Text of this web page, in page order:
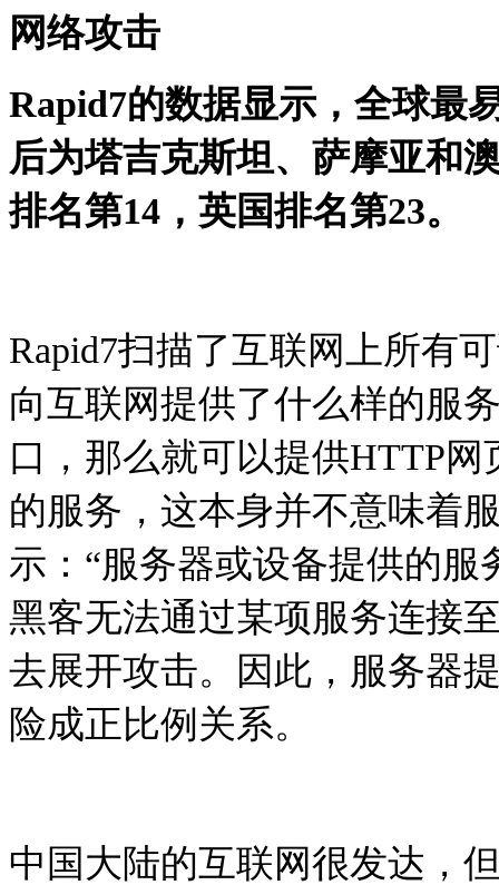
网络攻击
Rapid7的数据显示，全球最
后为塔吉克斯坦、萨摩亚和
排名第14，英国排名第23。
Rapid7扫描了互联网上所有
向互联网提供了什么样的服
口，那么就可以提供HTTP
的服务，这本身并不意味着
示：“服务器或设备提供的
黑客无法通过某项服务连接
去展开攻击。因此，服务器
险成正比例关系。
中国大陆的互联网很发达，